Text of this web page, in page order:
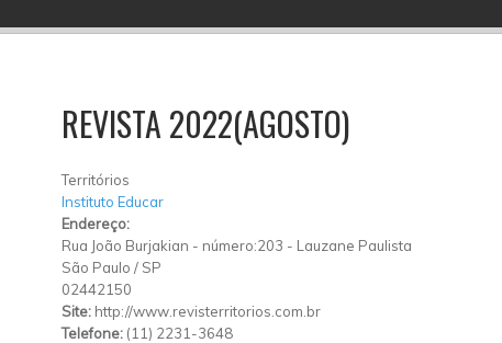
REVISTA 2022(AGOSTO)
Territórios
Instituto Educar
Endereço:
Rua João Burjakian - número:203 - Lauzane Paulista
São Paulo / SP
02442150
Site: http://www.revisterritorios.com.br
Telefone: (11) 2231-3648